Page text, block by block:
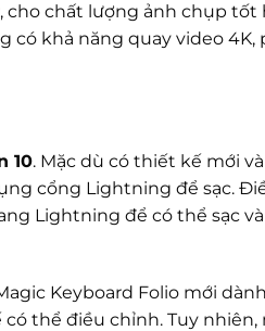
cho chất lượng ảnh chụp
có khả năng quay video
10. Mặc dù có thiết kế mới
cổng Lightning để sạc.
Lightning để có thể sạc
Keyboard Folio mới
thể điều chỉnh. Tuy nhiên,